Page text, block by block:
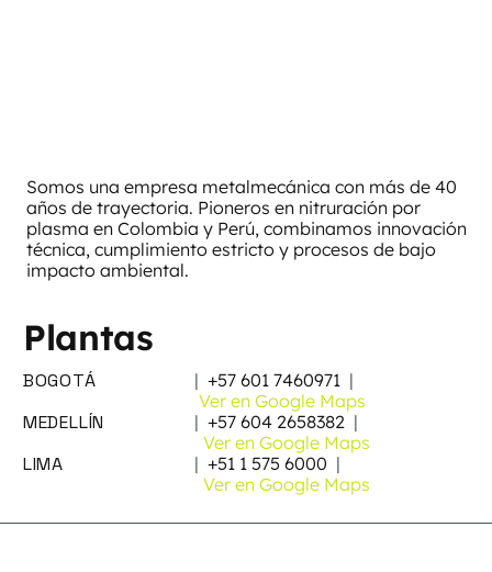
Somos una empresa metalmecánica con más de 40
años de trayectoria. Pioneros en nitruración por
plasma en Colombia y Perú, combinamos innovación
técnica, cumplimiento estricto y procesos de bajo
impacto ambiental.
Plantas
BOGOTÁ | +57 601 7460971 |
Ver en Google Maps
MEDELLÍN | +57 604 2658382 |
Ver en Google Maps
LIMA | +51 1 575 6000 |
Ver en Google Maps